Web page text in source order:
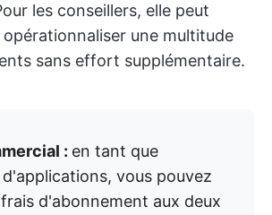
les conseillers, elle peut
une multitude
sans effort supplémentaire.
: en tant que
vous pouvez
d'abonnement aux deux